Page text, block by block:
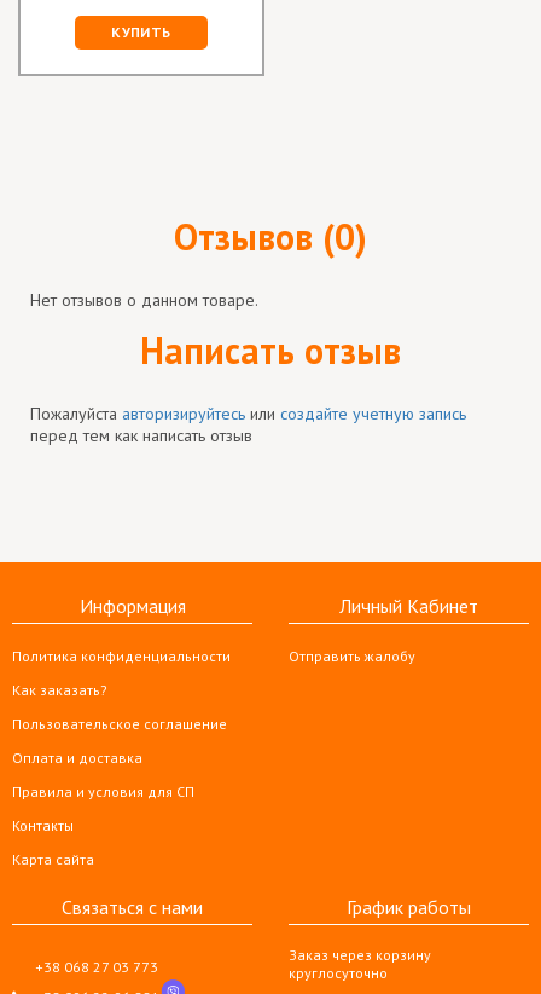
КУПИТЬ
Отзывов (0)
Нет отзывов о данном товаре.
Написать отзыв
Пожалуйста авторизируйтесь или создайте учетную запись
перед тем как написать отзыв
Информация
Политика конфиденциальности
Как заказать?
Пользовательское соглашение
Оплата и доставка
Правила и условия для СП
Контакты
Карта сайта
Личный Кабинет
Отправить жалобу
Связаться с нами
+38 068 27 03 773
График работы
Заказ через корзину
круглосуточно